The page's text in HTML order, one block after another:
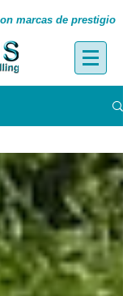
marcas de prestigio